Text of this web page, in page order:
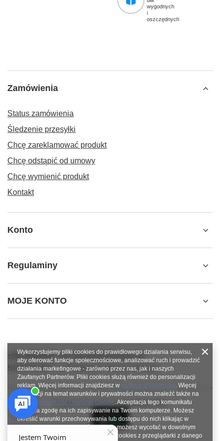
wygodnych
i
oszczędnych
Zamówienia
Status zamówienia
Śledzenie przesyłki
Chcę zareklamować produkt
Chcę odstąpić od umowy
Chcę wymienić produkt
Kontakt
Konto
Regulaminy
MOJE KONTO
+48784966809
info.robotshops@gmail.com
SUPERROBOT,ul. Parkowa 27,64-117Gołanice
W sklepie prezentujemy ceny brutto (z VAT).
Wykorzystujemy pliki cookies do prawidłowego działania serwisu,
aby oferować funkcje społecznościowe, analizować ruch i prowadzić
działania marketingowe - zarówno przez nas, jak i naszych
Zaufanych Partnerów. Pliki cookies służą również do personalizacji
reklam. Więcej informacji znajdziesz w polityce prywatności. Więcej
informacji na temat warunków i prywatności można znaleźć także na
stronie Prywatność i warunki Google. Akceptacja tego komunikatu
oznacza zgodę na ich zapisywanie na Twoim komputerze. Możesz
określić warunki przechowywania lub dostępu do nich klikając w
zakładkę „Konfiguracja zgód”. Zgodę możesz wycofać w dowolnym
momencie poprzez usunięcie plików cookies z przeglądarki z danego